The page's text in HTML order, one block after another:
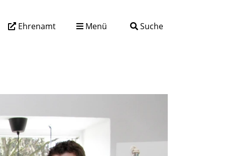
Ehrenamt Menü Suche